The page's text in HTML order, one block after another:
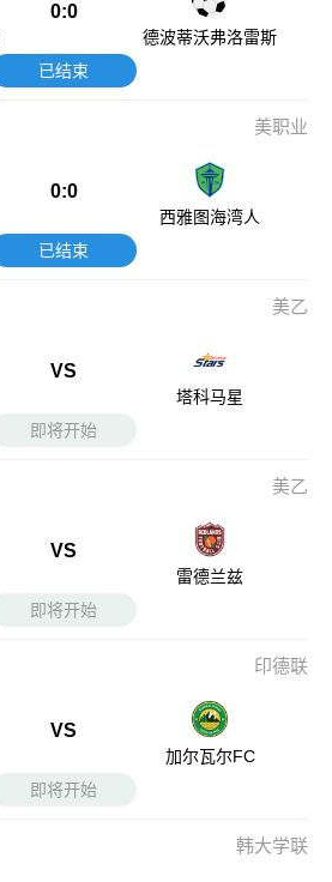
0:0
德波蒂沃弗洛雷斯
已结束
美职业
0:0
西雅图海湾人
已结束
美乙
VS
塔科马星
即将开始
美乙
VS
雷德兰兹
即将开始
印德联
VS
加尔瓦尔FC
即将开始
韩大学联